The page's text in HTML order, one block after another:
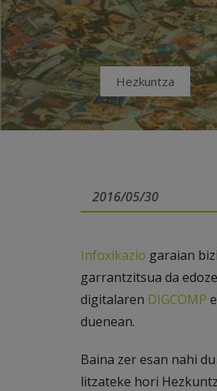
Hezkuntza
2016/05/30
Infoxikazio garaian
garrantzitsua da
digitalaren DIGCOMP
duenean.
Baina zer esan nahi du
litzateke hori